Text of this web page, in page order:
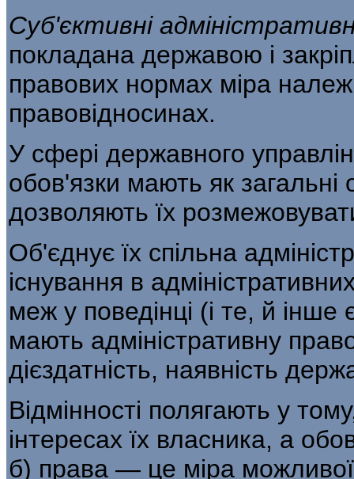
Суб'єктивні
покладана дер­жавою і
правових нормах міра
правовідносинах.
У сфері державного
обов'язки мають як загальні
дозволяють їх
Об'єднує їх спільна
існування в
меж у поведінці (і те, й
мають адміністративну
дієздатність, наявність
Відмінності полягають у
інтересах їх власника, а
б) права — це міра